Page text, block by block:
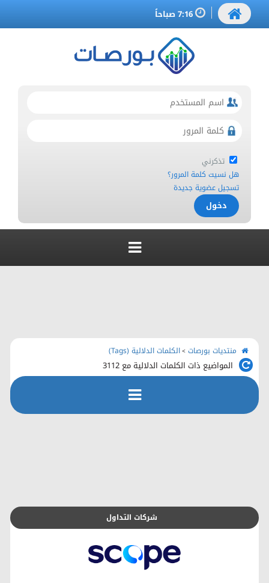
تذكرني
هل نسيت كلمة المرور؟
تسجيل عضوية جديدة
الرئيسية
منتديات بورصات >الكلمات الدلالية (Tags)
المواضيع ذات الكلمات الدلالية مع 3112
شركات التداول